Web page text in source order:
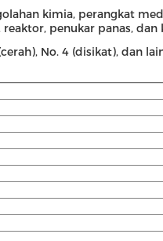
kimia, perangkat
penukar panas,
No. 4 (disikat), dan